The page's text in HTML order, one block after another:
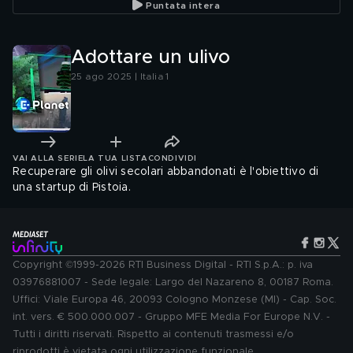
Puntata intera
Adottare un ulivo
25 ago 2025 | Italia 1
VAI ALLA SERIE LA TUA LISTA CONDIVIDI
Recuperare gli olivi secolari abbandonati è l'obiettivo di
una startup di Pistoia.
Copyright ©1999-2026 RTI Business Digital - RTI S.p.A.: p. iva
03976881007 - Sede legale: Largo del Nazareno 8, 00187 Roma.
Uffici: Viale Europa 46, 20093 Cologno Monzese (MI) - Cap. Soc.
int. vers. € 500.000.007 - Gruppo MFE Media For Europe N.V. -
Tutti i diritti riservati. Rispetto ai contenuti trasmessi e/o